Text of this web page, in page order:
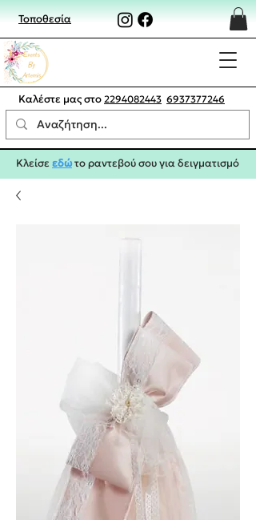
Τοποθεσία
Καλέστε μας στο 2294082443 6937377246
Κλείσεεδώτο ραντεβού σου για δειγματισμό